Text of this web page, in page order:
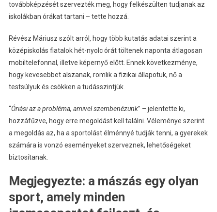
továbbképzését szervezték meg, hogy felkészülten tudjanak az
iskolákban órákat tartani – tette hozzá.
Révész Máriusz szólt arról, hogy több kutatás adatai szerint a
középiskolás fiatalok hét-nyolc órát töltenek naponta átlagosan
mobiltelefonnal, illetve képernyő előtt. Ennek következménye,
hogy kevesebbet alszanak, romlik a fizikai állapotuk, nő a
testsúlyuk és csökken a tudásszintjük.
“Óriási az a probléma, amivel szembenézünk” – jelentette ki,
hozzáfűzve, hogy erre megoldást kell találni. Véleménye szerint
a megoldás az, ha a sportolást élménnyé tudják tenni, a gyerekek
számára is vonzó eseményeket szerveznek, lehetőségeket
biztosítanak.
Megjegyezte: a mászás egy olyan
sport, amely minden